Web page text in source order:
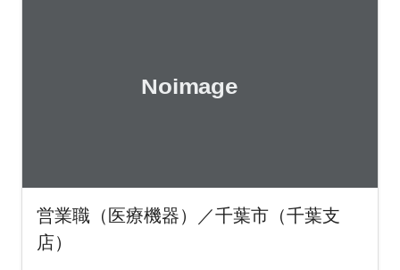
営業職（医療機器）／千葉市（千葉支
店）